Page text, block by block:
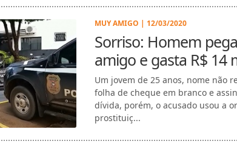
MUY AMIGO | 12/03/2020
Sorriso: Homem
amigo e gasta R$ 14
Um jovem de 25 anos, nome não
folha de cheque em branco e
dívida, porém, o acusado usou a
prostituiç...